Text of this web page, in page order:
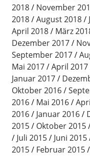
2018
November
2018
August 2018
April 2018
März
Dezember 2017
September 2017
Mai 2017
April 2017
Januar 2017
Oktober 2016
2016
Mai 2016
2016
Januar 2016
2015
Oktober 2015
Juli 2015
Juni 2015
2015
Februar 2015